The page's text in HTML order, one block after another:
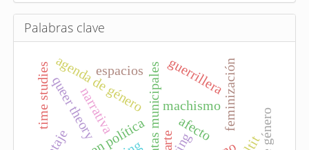
c
l
Palabras clave
machismo
agenda de género feminización
queer theory
time studies afecto
narrativa
espacios
arte
guerrillera